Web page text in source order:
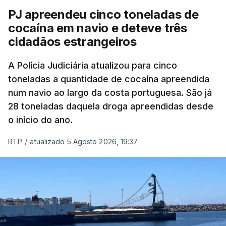
único detido que poderia dar mais informações
O corpo foi encontrado pelos guardas prisionais
pelas 8h00 desta quarta-feira. A RTP apurou que
não existe videovigilância nas celas, mas há
câmaras nos corredores das instalações.
Em resposta à RTP, a Direção-Geral de Reinserção
foi encontrado sem vida na cela que
ocupava sozinho no Estabelecimento Prisional
instalado junto à Polícia Judiciária de Lisboa”.
PJ apreendeu cinco toneladas de
cocaína em navio e deteve três
cidadãos estrangeiros
A Polícia Judiciária atualizou para cinco
toneladas a quantidade de cocaína apreendida
num navio ao largo da costa portuguesa. São já
28 toneladas daquela droga apreendidas desde
o início do ano.
RTP / atualizado 5 Agosto 2026, 19:37